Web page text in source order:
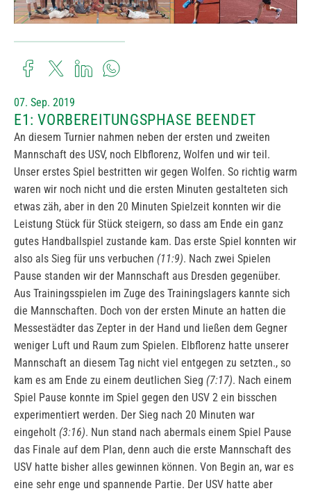
07. Sep. 2019
E1: VORBEREITUNGSPHASE BEENDET
An diesem Turnier nahmen neben der ersten und zweiten
Mannschaft des USV, noch Elbflorenz, Wolfen und wir teil.
Unser erstes Spiel bestritten wir gegen Wolfen. So richtig warm
waren wir noch nicht und die ersten Minuten gestalteten sich
etwas zäh, aber in den 20 Minuten Spielzeit konnten wir die
Leistung Stück für Stück steigern, so dass am Ende ein ganz
gutes Handballspiel zustande kam. Das erste Spiel konnten wir
also als Sieg für uns verbuchen (11:9). Nach zwei Spielen
Pause standen wir der Mannschaft aus Dresden gegenüber.
Aus Trainingsspielen im Zuge des Trainingslagers kannte sich
die Mannschaften. Doch von der ersten Minute an hatten die
Messestädter das Zepter in der Hand und ließen dem Gegner
weniger Luft und Raum zum Spielen. Elbflorenz hatte unserer
Mannschaft an diesem Tag nicht viel entgegen zu setzten., so
kam es am Ende zu einem deutlichen Sieg (7:17). Nach einem
Spiel Pause konnte im Spiel gegen den USV 2 ein bisschen
experimentiert werden. Der Sieg nach 20 Minuten war
eingeholt (3:16). Nun stand nach abermals einem Spiel Pause
das Finale auf dem Plan, denn auch die erste Mannschaft des
USV hatte bisher alles gewinnen können. Von Begin an, war es
eine sehr enge und spannende Partie. Der USV hatte aber